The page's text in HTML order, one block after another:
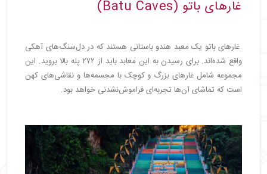
غارهای باتو (Batu Caves)
غارهای باتو یک معبد هندو باستانی هستند که در دل‌سنگ‌های آهکی
واقع شده‌اند. برای رسیدن به این معابد باید از ۲۷۲ پله بالا بروید. این
مجموعه شامل غارهای بزرگ و کوچک با مجسمه‌ها و نقاشی‌های کهن
است که تماشای آن‌ها تجربه‌ای فراموش‌نشدنی خواهد بود.